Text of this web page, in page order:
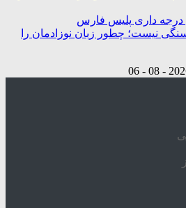
درجه داری پلیس فارس
نیست؛ چطور زبان نوزادمان را
2026 - 08